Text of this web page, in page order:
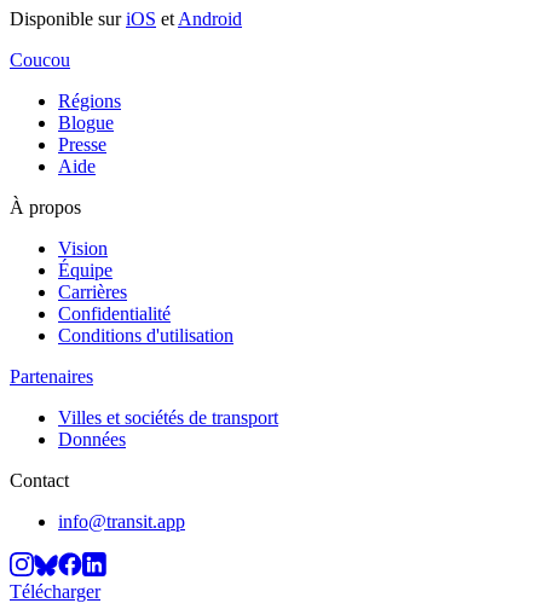
Disponible suriOS et Android
Coucou
Régions
Blogue
Presse
Aide
À propos
Vision
Équipe
Carrières
Confidentialité
Conditions d'utilisation
Partenaires
Villes et sociétés de transport
Données
Contact
info@transit.app
Télécharger